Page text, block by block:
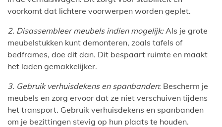
voorkomt dat lichtere voorwerpen worden geplet.
2. Disassembleer meubels indien mogelijk:Als je grote
meubelstukken kunt demonteren, zoals tafels of
bedframes, doe dit dan. Dit bespaart ruimte en maakt
het laden gemakkelijker.
3. Gebruik verhuisdekens en spanbanden: Bescherm je
meubels en zorg ervoor dat ze niet verschuiven tijdens
het transport. Gebruik verhuisdekens en spanbanden
om je bezittingen stevig op hun plaats te houden.